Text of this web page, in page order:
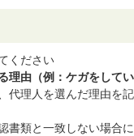
ください
由（例：ケガをしてい
代理人を選んだ理由を
書類と一致しない場合